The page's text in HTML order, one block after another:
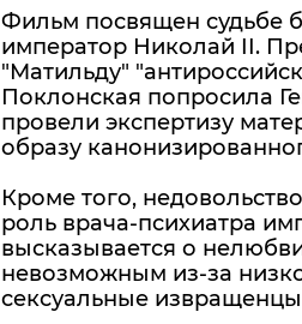
Фильм посвящен судьбе
император Николай II.
"Матильду"
Поклонская попросила
провели экспертизу
образу
Кроме того,
роль врача-психиатра
высказывается о
невозможным из-за
сексуальные извращенцы